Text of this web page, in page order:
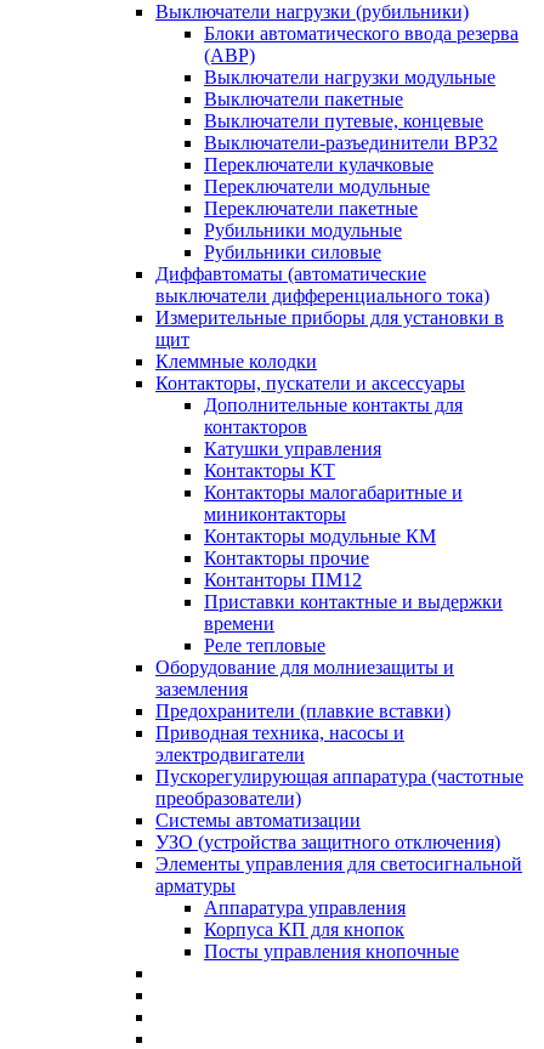
Выключатели нагрузки (рубильники)
Блоки автоматического ввода резерва
(АВР)
Выключатели нагрузки модульные
Выключатели пакетные
Выключатели путевые, концевые
Выключатели-разъединители ВР32
Переключатели кулачковые
Переключатели модульные
Переключатели пакетные
Рубильники модульные
Рубильники силовые
Диффавтоматы (автоматические
выключатели дифференциального тока)
Измерительные приборы для установки в
щит
Клеммные колодки
Контакторы, пускатели и аксессуары
Дополнительные контакты для
контакторов
Катушки управления
Контакторы КТ
Контакторы малогабаритные и
миниконтакторы
Контакторы модульные КМ
Контакторы прочие
Контанторы ПМ12
Приставки контактные и выдержки
времени
Реле тепловые
Оборудование для молниезащиты и
заземления
Предохранители (плавкие вставки)
Приводная техника, насосы и
электродвигатели
Пускорегулирующая аппаратура (частотные
преобразователи)
Системы автоматизации
УЗО (устройства защитного отключения)
Элементы управления для светосигнальной
арматуры
Аппаратура управления
Корпуса КП для кнопок
Посты управления кнопочные